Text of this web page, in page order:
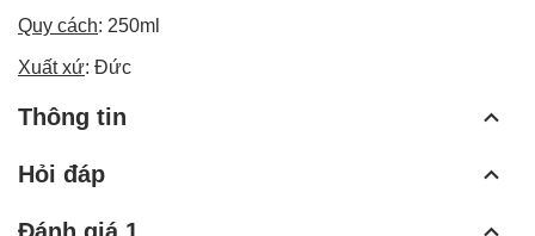
Quy cách: 250ml
Xuất xứ: Đức
Thông tin
Hỏi đáp
Đánh giá 1